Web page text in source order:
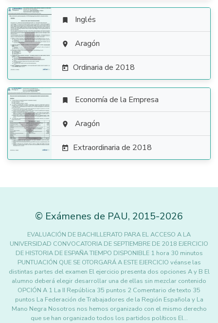

 Inglés
 Aragón
 Ordinaria de 2018

 Economía de la Empresa
 Aragón
 Extraordinaria de 2018
© Exámenes de PAU, 2015-2026
EVALUACIÓN DE BACHILLERATO PARA EL ACCESO A LA
UNIVERSIDAD CONVOCATORIA DE SEPTIEMBRE DE 2018 EJERCICIO
DE HISTORIA DE ESPAÑA TIEMPO DISPONIBLE 1 hora 30 minutos
PUNTUACIÓN QUE SE OTORGARÁ A ESTE EJERCICIO véanse las
distintas partes del examen El ejercicio presenta dos opciones A y B El
alumno deberá elegir desarrollar una de ellas sin mezclar contenido
OPCIÓN A 1 La II República 35 puntos 2 Comentario de texto 35
puntos La Federación de Trabajadores de la Región Española y La
Mano Negra Nosotros nos hemos organizado con el mismo derecho
que se han organizado todos los partidos políticos El…